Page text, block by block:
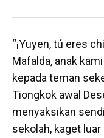
“¡Yuyen, tú eres
Mafalda, anak
kepada teman
Tiongkok awal
menyaksikan
sekolah, kaget